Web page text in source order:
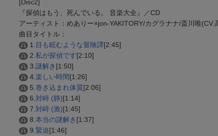
[Disc2]
『探偵はもう、死んでいる。 音楽大全』／CD
アーティスト：めありー×jon-YAKITORY/カグラナナ/斎川唯(CV.
曲目タイトル：
1. 目も眩むような冒険譚[2:45]
2. 私が探偵です[2:10]
3. 謎解き [1:50]
4. 楽しい時間[1:26]
5. 巻き込まれ体質[2:06]
6. 対峙 (静)[1:14]
7. 対峙 (激)[1:45]
8. 本当の謎解き [1:37]
9. 緊迫[1:46]